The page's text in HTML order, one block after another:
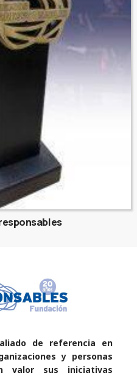
de referencia en
y personas
valor sus iniciativas